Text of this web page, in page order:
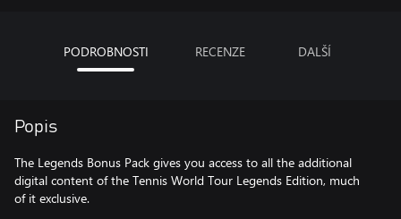
PODROBNOSTI RECENZE DALŠÍ
Popis
The Legends Bonus Pack gives you access to all the additional
digital content of the Tennis World Tour Legends Edition, much
of it exclusive.